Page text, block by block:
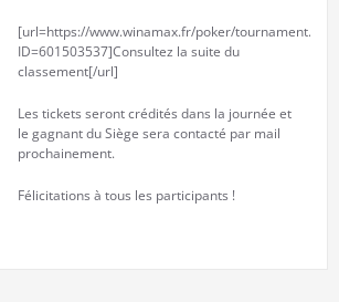
[url=https://www.winamax.fr/poker/tournament.php?
ID=601503537]Consultez la suite du
classement[/url]
Les tickets seront crédités dans la journée et
le gagnant du Siège sera contacté par mail
prochainement.
Félicitations à tous les participants !